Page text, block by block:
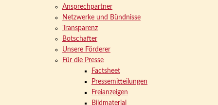
Ansprechpartner
Netzwerke und Bündnisse
Transparenz
Botschafter
Unsere Förderer
Für die Presse
Factsheet
Pressemitteilungen
Freianzeigen
Bildmaterial